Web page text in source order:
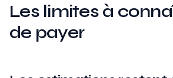
Les limites à
de payer